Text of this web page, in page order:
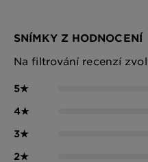
SNÍMKY Z HODNOCENÍ
Na filtrování recenzí
5★
4★
3★
2★